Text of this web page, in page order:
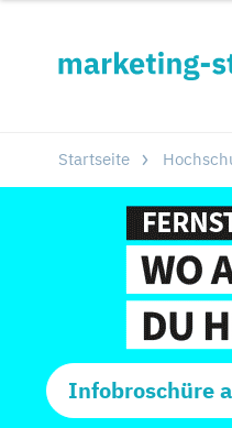
Startseite
Infobroschüre